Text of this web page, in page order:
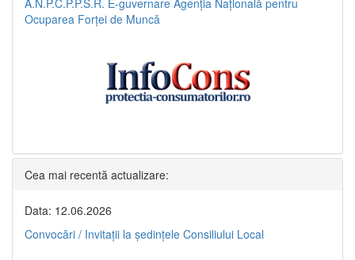
A.N.P.C.P.P.S.R. E-guvernare Agenția Națională pentru
Ocuparea Forței de Muncă
Cea mai recentă actualizare:
Data: 12.06.2026
Convocări / Invitaţii la şedinţele Consiliului Local